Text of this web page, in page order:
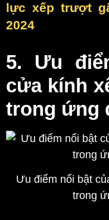
lực xếp trượt
2024
5. Ưu
cửa kính
trong ứng
Ưu điểm nổi bật
trong